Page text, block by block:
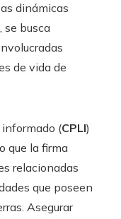
dinámicas
se busca
de vida de
(CPLI)
que la firma
relacionadas
que poseen
Asegurar